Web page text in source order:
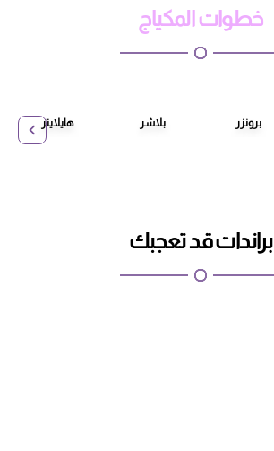
خطوات المكياج
برونزر بلاشر هايلايتر
براندات قد تعجبك